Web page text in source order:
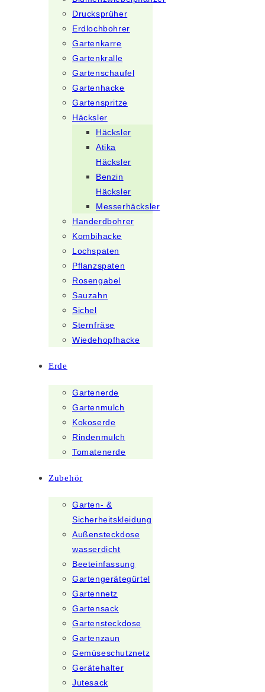
Drucksprüher
Erdlochbohrer
Gartenkarre
Gartenkralle
Gartenschaufel
Gartenhacke
Gartenspritze
Häcksler
Häcksler
Atika
Häcksler
Benzin
Häcksler
Messerhäcksler
Handerdbohrer
Kombihacke
Lochspaten
Pflanzspaten
Rosengabel
Sauzahn
Sichel
Sternfräse
Wiedehopfhacke
Erde
Gartenerde
Gartenmulch
Kokoserde
Rindenmulch
Tomatenerde
Zubehör
Garten- &
Sicherheitskleidung
Außensteckdose
wasserdicht
Beeteinfassung
Gartengerätegürtel
Gartennetz
Gartensack
Gartensteckdose
Gartenzaun
Gemüseschutznetz
Gerätehalter
Jutesack